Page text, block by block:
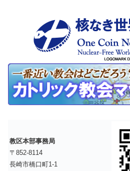
教区本部事務局
〒852-8114
長崎市橋口町1-1